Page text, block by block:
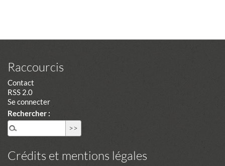
Raccourcis
Contact
RSS 2.0
Se connecter
Rechercher :
Crédits et mentions légales